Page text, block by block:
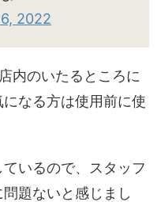
2022
内のいたるところに
なる方は使用前に使
いるので、スタッフ
題ないと感じまし